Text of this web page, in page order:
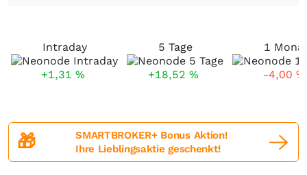
Intraday
+1,31 %
5 Tage
+18,52 %
1
-4,00 %
🎁
SMARTBROKER+ Bonus Aktion!
Ihre Lieblingsaktie geschenkt!